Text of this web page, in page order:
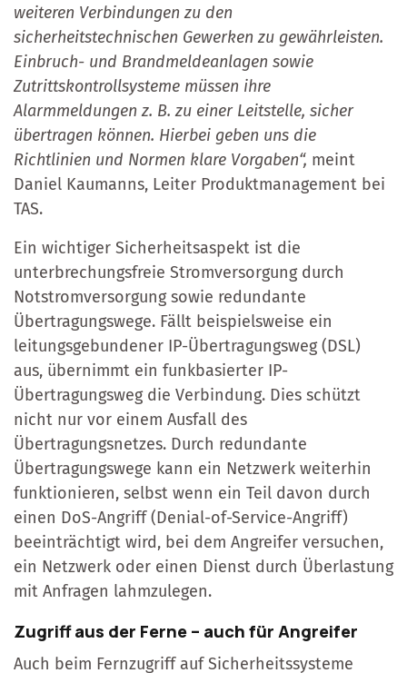
weiteren Verbindungen zu den
sicherheitstechnischen Gewerken zu gewährleisten.
Einbruch- und Brandmeldeanlagen sowie
Zutrittskontrollsysteme müssen ihre
Alarmmeldungen z. B. zu einer Leitstelle, sicher
übertragen können. Hierbei geben uns die
Richtlinien und Normen klare Vorgaben“, meint
Daniel Kaumanns, Leiter Produktmanagement bei
TAS.
Ein wichtiger Sicherheitsaspekt ist die
unterbrechungsfreie Stromversorgung durch
Notstromversorgung sowie redundante
Übertragungswege. Fällt beispielsweise ein
leitungsgebundener IP-Übertragungsweg (DSL)
aus, übernimmt ein funkbasierter IP-
Übertragungsweg die Verbindung. Dies schützt
nicht nur vor einem Ausfall des
Übertragungsnetzes. Durch redundante
Übertragungswege kann ein Netzwerk weiterhin
funktionieren, selbst wenn ein Teil davon durch
einen DoS-Angriff (Denial-of-Service-Angriff)
beeinträchtigt wird, bei dem Angreifer versuchen,
ein Netzwerk oder einen Dienst durch Überlastung
mit Anfragen lahmzulegen.
Zugriff aus der Ferne – auch für Angreifer
Auch beim Fernzugriff auf Sicherheitssysteme